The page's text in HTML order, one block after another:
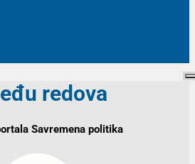
redova
Savremena politika